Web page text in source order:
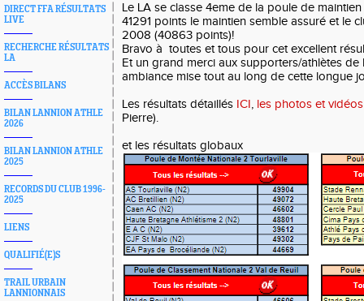
DIRECT FFA RÉSULTATS
LIVE
RECHERCHE RÉSULTATS
LA
ACCÈS BILANS
BILAN LANNION ATHLE
2026
BILAN LANNION ATHLE
2025
RECORDS DU CLUB 1996-
2025
LIENS
QUALIFIÉ(E)S
TRAIL URBAIN
LANNIONNAIS
Le LA se classe 4eme de la poule de
41291 points le maintien semble assuré et le
2008 (40863 points)!
Bravo à toutes et tous pour cet excellent
Et un grand merci aux supporters/athlètes
ambiance mise tout au long de cette longue
Les résultats détaillés ICI, les photos et vidéos
Pierre).
et les résultats globaux